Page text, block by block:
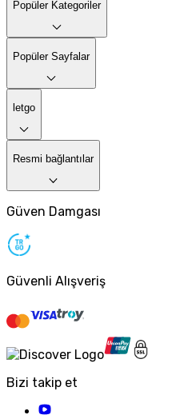
Popüler Kategoriler
Popüler Sayfalar
letgo
Resmi bağlantılar
Güven Damgası
Güvenli Alışveriş
Bizi takip et